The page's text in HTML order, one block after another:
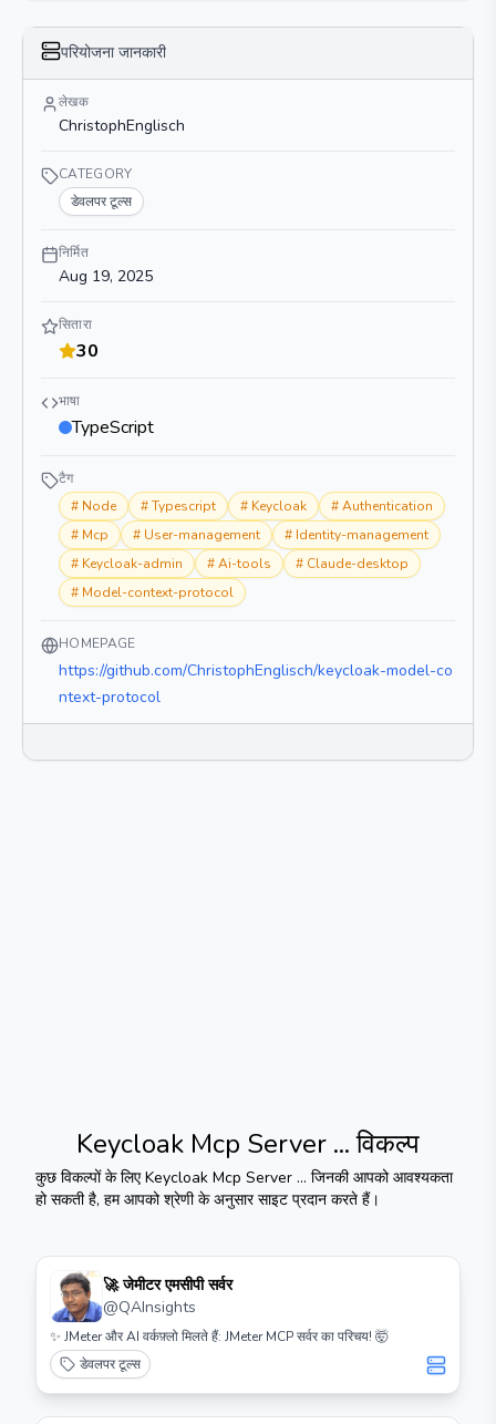
परियोजना जानकारी
लेखक
ChristophEnglisch
CATEGORY
डेवलपर टूल्स
निर्मित
Aug 19, 2025
सितारा
30
भाषा
TypeScript
टैग
# Node #Typescript # Keycloak #Authentication
# Mcp # User-management # Identity-management
# Keycloak-admin #Ai-tools # Claude-desktop
# Model-context-protocol
HOMEPAGE
https://github.com/ChristophEnglisch/keycloak-model-co
ntext-protocol
Keycloak Mcp Server ... विकल्प
कुछ विकल्पों के लिएKeycloak Mcp Server ... जिनकी आपको आवश्यकता
हो सकती है, हम आपको श्रेणी के अनुसार साइट प्रदान करते हैं।
🚀 जेमीटर एमसीपी सर्वर
@QAInsights
✨ JMeter और AI वर्कफ़्लो मिलते हैं: JMeter MCP सर्वर का परिचय! 🤯
डेवलपर टूल्स